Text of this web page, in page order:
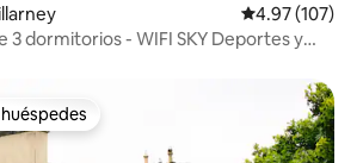
Calificación
4.97 (107)
3 dormitorios - WIFI SKY Deportes y
preferido